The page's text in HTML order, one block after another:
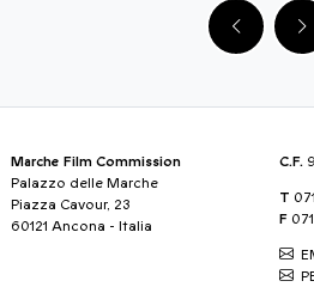
Marche Film Commission
Palazzo delle Marche
Piazza Cavour, 23
60121 Ancona - Italia
C.F.
T
F